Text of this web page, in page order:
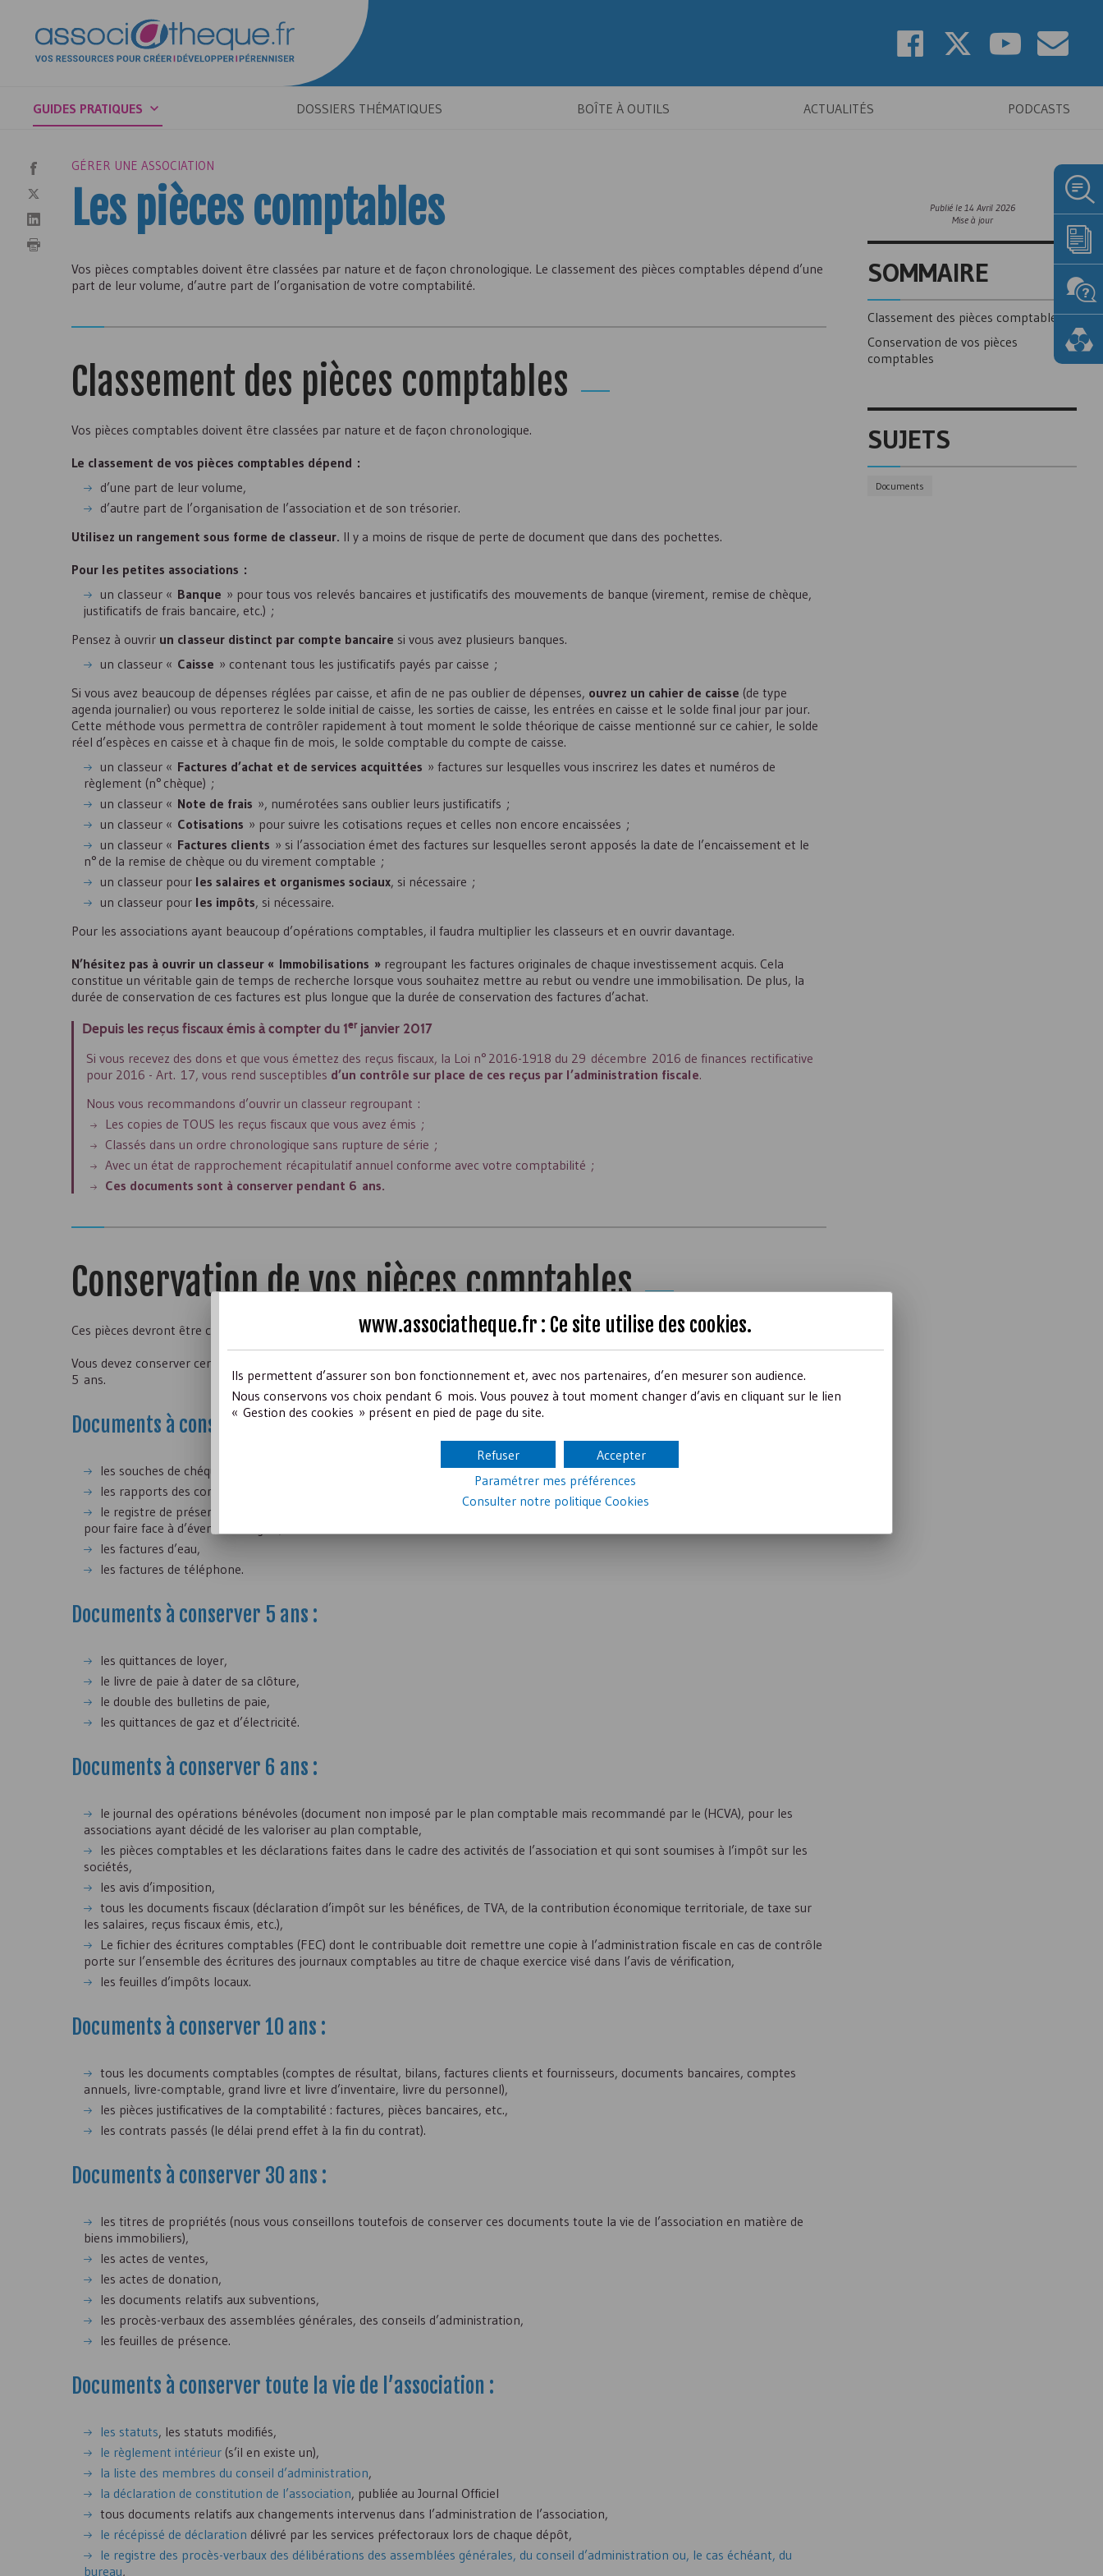
GUIDES PRATIQUES DOSSIERS THÉMATIQUES BOÎTE À OUTILS ACTUALITÉS PODCASTS
GÉRER UNE ASSOCIATION
Les pièces comptables
Vos pièces comptables doivent être classées par nature et de façon chronologique. Le classement des pièces comptables dépend d’une
part de leur volume, d’autre part de l’organisation de votre comptabilité.
Classement des pièces comptables
Vos pièces comptables doivent être classées par nature et de façon chronologique.
Le classement de vos pièces comptables dépend :
d’une part de leur volume,
d’autre part de l’organisation de l’association et de son trésorier.
Utilisez un rangement sous forme de classeur. Il y a moins de risque de perte de document que dans des pochettes.
Pour les petites associations :
un classeur « Banque » pour tous vos relevés bancaires et justificatifs des mouvements de banque (virement, remise de chèque,
justificatifs de frais bancaire, etc.) ;
Pensez à ouvrir un classeur distinct par compte bancaire si vous avez plusieurs banques.
un classeur « Caisse » contenant tous les justificatifs payés par caisse ;
Si vous avez beaucoup de dépenses réglées par caisse, et afin de ne pas oublier de dépenses, ouvrez un cahier de caisse (de type
agenda journalier) ou vous reporterez le solde initial de caisse, les sorties de caisse, les entrées en caisse et le solde final jour par jour.
Cette méthode vous permettra de contrôler rapidement à tout moment le solde théorique de caisse mentionné sur ce cahier, le solde
réel d’espèces en caisse et à chaque fin de mois, le solde comptable du compte de caisse.
un classeur « Factures d’achat et de services acquittées » factures sur lesquelles vous inscrirez les dates et numéros de
règlement (n° chèque) ;
un classeur « Note de frais », numérotées sans oublier leurs justificatifs ;
un classeur « Cotisations » pour suivre les cotisations reçues et celles non encore encaissées ;
un classeur « Factures clients » si l’association émet des factures sur lesquelles seront apposés la date de l’encaissement et le
n° de la remise de chèque ou du virement comptable ;
un classeur pour les salaires et organismes sociaux, si nécessaire ;
un classeur pour les impôts, si nécessaire.
Pour les associations ayant beaucoup d’opérations comptables, il faudra multiplier les classeurs et en ouvrir davantage.
N’hésitez pas à ouvrir un classeur « Immobilisations » regroupant les factures originales de chaque investissement acquis. Cela
constitue un véritable gain de temps de recherche lorsque vous souhaitez mettre au rebut ou vendre une immobilisation. De plus, la
durée de conservation de ces factures est plus longue que la durée de conservation des factures d’achat.
Depuis les reçus fiscaux émis à compter du 1erjanvier 2017
Si vous recevez des dons et que vous émettez des reçus fiscaux, la Loi n° 2016-1918 du 29 décembre 2016 de finances rectificative
pour 2016 - Art. 17, vous rend susceptibles d’un contrôle sur place de ces reçus par l’administration fiscale.
Nous vous recommandons d’ouvrir un classeur regroupant :
Les copies de TOUS les reçus fiscaux que vous avez émis ;
Classés dans un ordre chronologique sans rupture de série ;
Avec un état de rapprochement récapitulatif annuel conforme avec votre comptabilité ;
Ces documents sont à conserver pendant 6 ans.
Conservation de vos pièces comptables
Ces pièces devront être conservées dans un lieu unique, lelocal de l’association, plutôt qu’au domicile de l’un des dirigeants !
Vous devez conserver certains de vos documents importants pendant 30 ans, contrairement à la prescription commerciale qui est de
5 ans.
Documents à conserver 3 ans au minimum :
les souches de chéquiers bancaires et postaux,
les rapports des commissaires aux comptes (à compter de l’instance les approuvant),
le registre de présence des conseils d’administrations et des assemblées (nous vous conseillons de les garder au moins 10 ans
pour faire face à d’éventuels litiges),
les factures d’eau,
les factures de téléphone.
Documents à conserver 5 ans :
les quittances de loyer,
le livre de paie à dater de sa clôture,
le double des bulletins de paie,
les quittances de gaz et d’électricité.
Documents à conserver 6 ans :
le journal des opérations bénévoles (document non imposé par le plan comptable mais recommandé par le (HCVA), pour les
associations ayant décidé de les valoriser au plan comptable,
les pièces comptables et les déclarations faites dans le cadre des activités de l’association et qui sont soumises à l’impôt sur les
sociétés,
les avis d’imposition,
tous les documents fiscaux (déclaration d’impôt sur les bénéfices, de TVA, de la contribution économique territoriale, de taxe sur
les salaires, reçus fiscaux émis, etc.),
Le fichier des écritures comptables (FEC) dont le contribuable doit remettre une copie à l’administration fiscale en cas de contrôle
porte sur l’ensemble des écritures des journaux comptables au titre de chaque exercice visé dans l’avis de vérification,
les feuilles d’impôts locaux.
Documents à conserver 10 ans :
tous les documents comptables (comptes de résultat, bilans, factures clients et fournisseurs, documents bancaires, comptes
annuels, livre-comptable, grand livre et livre d’inventaire, livre du personnel),
les pièces justificatives de la comptabilité : factures, pièces bancaires, etc.,
les contrats passés (le délai prend effet à la fin du contrat).
Documents à conserver 30 ans :
les titres de propriétés (nous vous conseillons toutefois de conserver ces documents toute la vie de l’association en matière de
biens immobiliers),
les actes de ventes,
les actes de donation,
les documents relatifs aux subventions,
les procès-verbaux des assemblées générales, des conseils d’administration,
les feuilles de présence.
Documents à conserver toute la vie de l’association :
les statuts, les statuts modifiés,
le règlement intérieur (s’il en existe un),
la liste des membres du conseil d’administration,
la déclaration de constitution de l’association, publiée au Journal Officiel
tous documents relatifs aux changements intervenus dans l’administration de l’association,
le récépissé de déclaration délivré par les services préfectoraux lors de chaque dépôt,
le registre des procès-verbaux des délibérations des assemblées générales, du conseil d’administration ou, le cas échéant, du
bureau,
Publié le 14 Avril 2026
Mise à jour
SOMMAIRE
Classement des pièces comptables
Conservation de vos pièces
comptables
SUJETS
Documents
www.associatheque.fr : Ce site utilise des cookies.
Ils permettent d’assurer son bon fonctionnement et, avec nos partenaires, d’en mesurer son audience.
Nous conservons vos choix pendant 6 mois. Vous pouvez à tout moment changer d’avis en cliquant sur le lien
« Gestion des cookies » présent en pied de page du site.
Accepter
Refuser
Paramétrer mes préférences
Consulter notre politique Cookies